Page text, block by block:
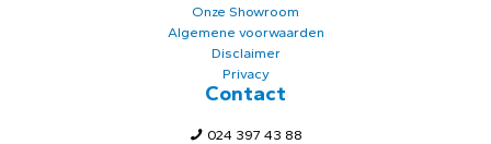
Onze Showroom
Algemene voorwaarden
Disclaimer
Privacy
Contact
024 397 43 88